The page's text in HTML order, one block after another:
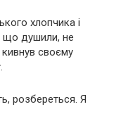
хлопчика і
що душили, не
своєму
розбереться. Я